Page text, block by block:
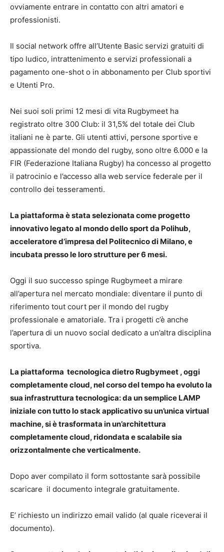
ovviamente entrare in contatto con altri amatori e
professionisti.
Il social network offre all’Utente Basic servizi gratuiti di
tipo ludico, intrattenimento e servizi professionali a
pagamento one-shot o in abbonamento per Club sportivi
e Utenti Pro.
Nei suoi soli primi 12 mesi di vita Rugbymeet ha
registrato oltre 300 Club: il 31,5% del totale dei Club
italiani ne è parte. Gli utenti attivi, persone sportive e
appassionate del mondo del rugby, sono oltre 6.000 e la
FIR (Federazione Italiana Rugby) ha concesso al progetto
il patrocinio e l’accesso alla web service federale per il
controllo dei tesseramenti.
La piattaforma è stata selezionata come progetto
innovativo legato al mondo dello sport da Polihub,
acceleratore d’impresa del Politecnico di Milano, e
incubata presso le loro strutture per 6 mesi.
Oggi il suo successo spinge Rugbymeet a mirare
all’apertura nel mercato mondiale: diventare il punto di
riferimento tout court per il mondo del rugby
professionale e amatoriale. Tra i progetti c’è anche
l’apertura di un nuovo social dedicato a un’altra disciplina
sportiva.
La piattaforma tecnologica dietro Rugbymeet , oggi
completamente cloud, nel corso del tempo ha evoluto la
sua infrastruttura tecnologica: da un semplice LAMP
iniziale con tutto lo stack applicativo su un’unica virtual
machine, si è trasformata in un’architettura
completamente cloud, ridondata e scalabile sia
orizzontalmente che verticalmente.
Dopo aver compilato il form sottostante sarà possibile
scaricare il documento integrale gratuitamente.
E’ richiesto un indirizzo email valido (al quale riceverai il
documento).